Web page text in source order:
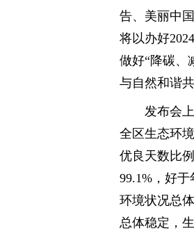
告、美丽中
将以办好
做好“降碳、
与自然和谐
发布会
全区生态环
优良天数比
99.1%，好
环境状况总
总体稳定，